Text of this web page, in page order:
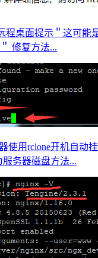
程桌面提示＂这可能
修复方法...
使用rclone开机自动
服务器磁盘方法...